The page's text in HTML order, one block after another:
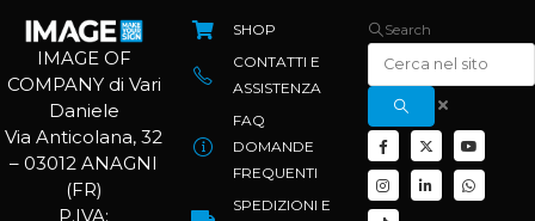
IMAGE OF
COMPANY di Vari
Daniele
Via Anticolana, 32
– 03012 ANAGNI
(FR)
P.IVA:
SHOP
CONTATTI E
ASSISTENZA
FAQ
DOMANDE
FREQUENTI
SPEDIZIONI E
Search